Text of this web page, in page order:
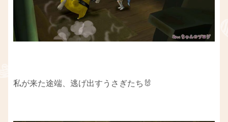
私が来た途端、逃げ出すうさぎたち🐰